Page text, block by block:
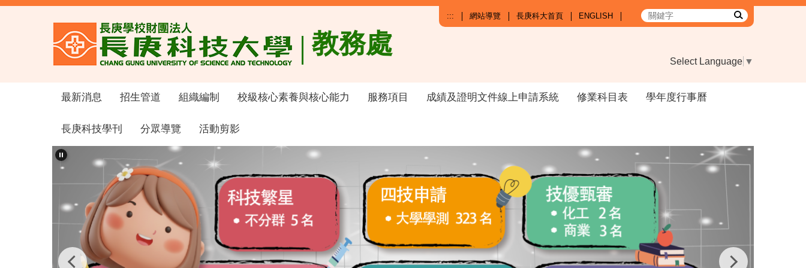
跳
教務處
::: 網站導覽 長庚科大首頁 ENGLISH
Select Language ▼
最新消息 招生管道 組織編制 校級核心素養與核心能力 服務項目 成績及證明文件線上申請系統 修業科目表 學年度行事曆
長庚科技學刊 分眾導覽 活動剪影